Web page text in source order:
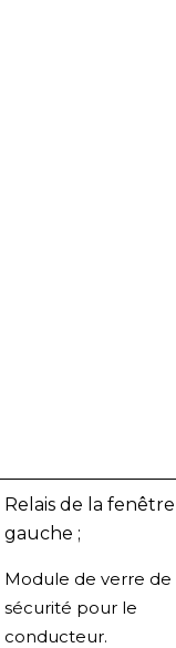
Relais de la fenêtre
gauche ;
Module de verre de
sécurité pour le
conducteur.